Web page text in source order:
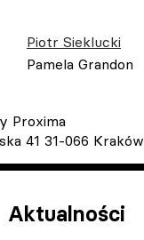
Piotr Sieklucki
Pamela Grandon
Proxima
41 31-066 Kraków
Aktualności